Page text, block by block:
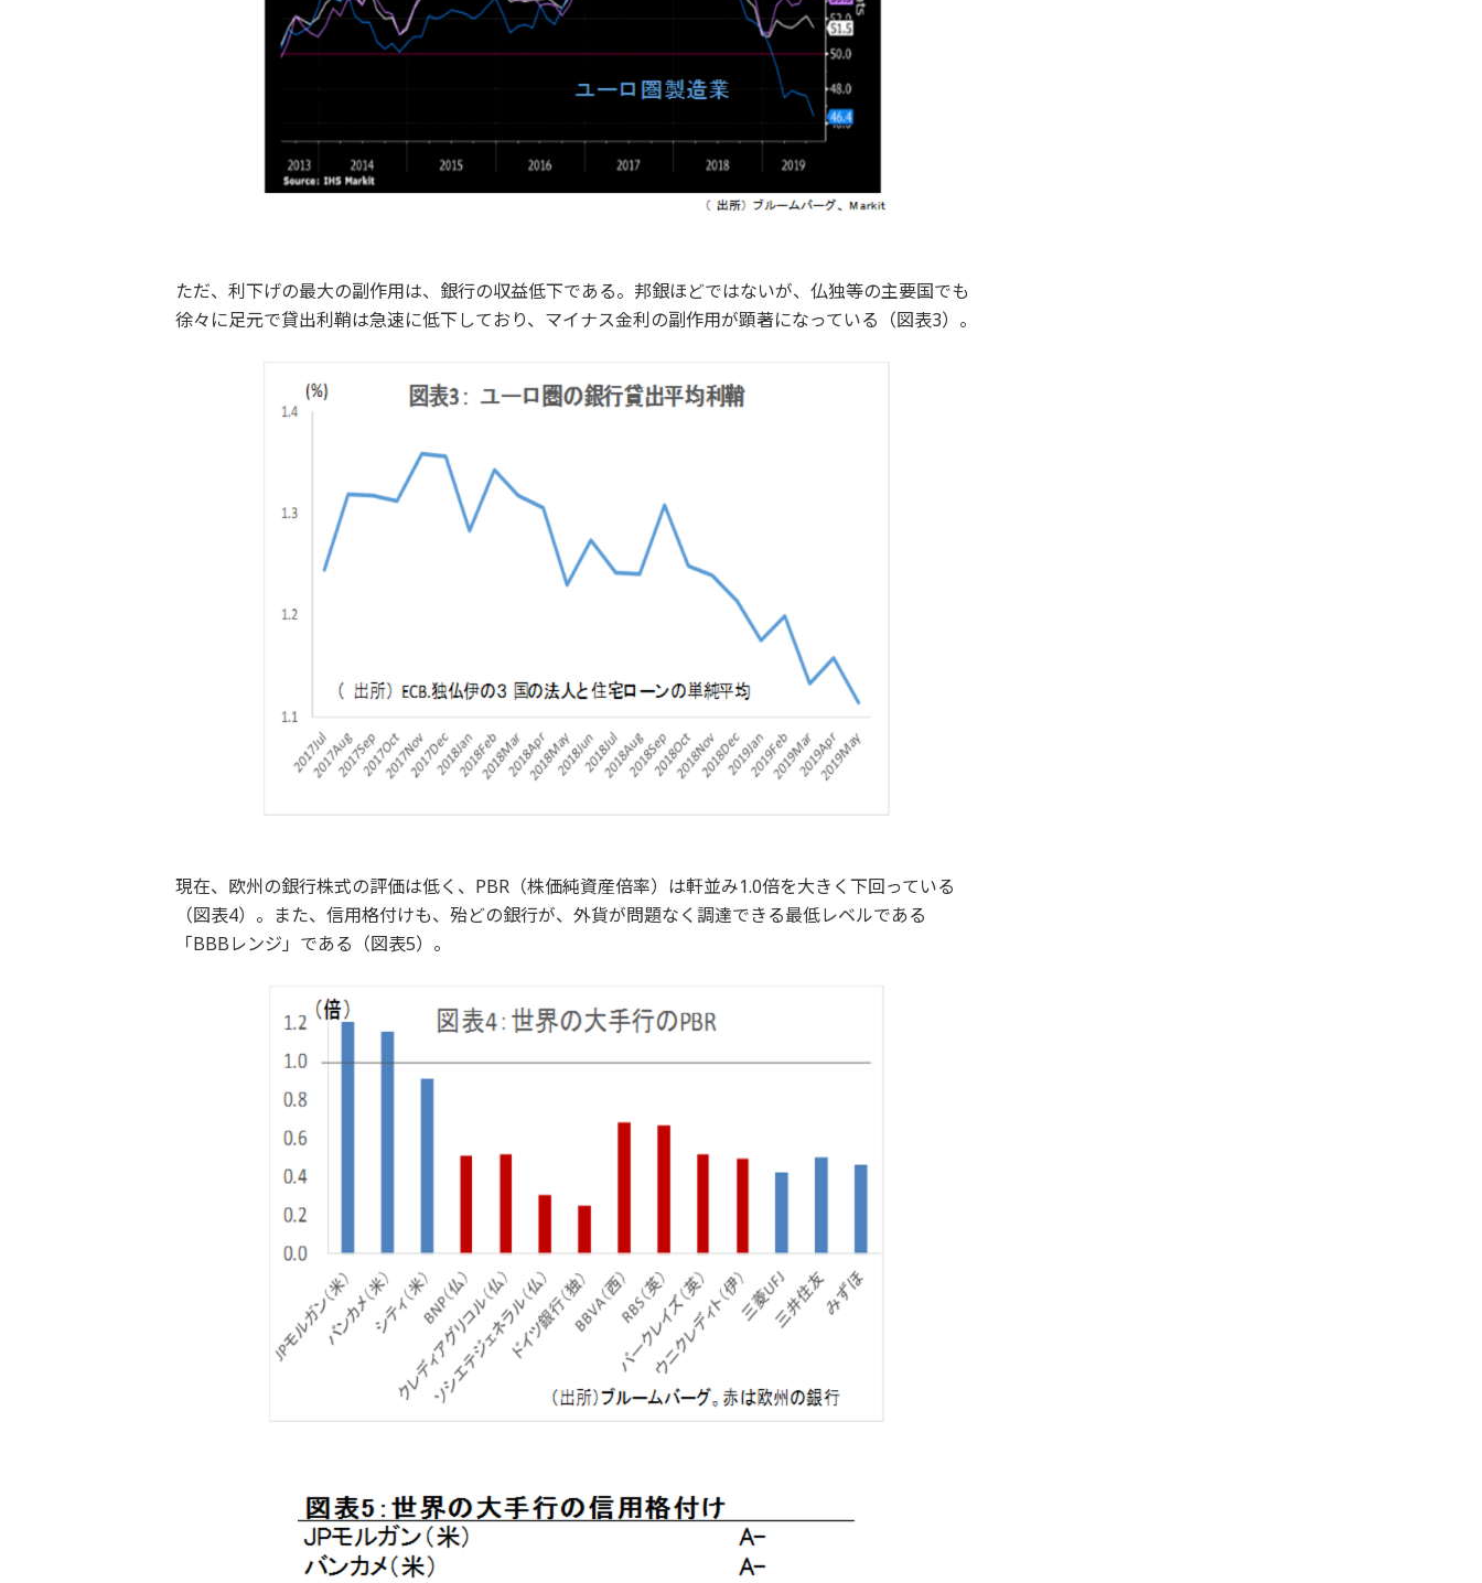
ただ、利下げの最大の副作用は、銀行の収益低下である。邦銀ほどではないが、仏独等の主要国でも
徐々に足元で貸出利鞘は急速に低下しており、マイナス金利の副作用が顕著になっている（図表3）。
現在、欧州の銀行株式の評価は低く、PBR（株価純資産倍率）は軒並み1.0倍を大きく下回っている
（図表4）。また、信用格付けも、殆どの銀行が、外貨が問題なく調達できる最低レベルである
「BBBレンジ」である（図表5）。